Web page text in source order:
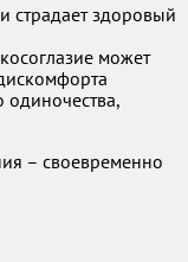
страдает здоровый
может
одиночества,
– своевременно